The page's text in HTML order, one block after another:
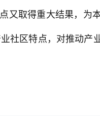
又取得重大结果，为
社区特点，对推动产